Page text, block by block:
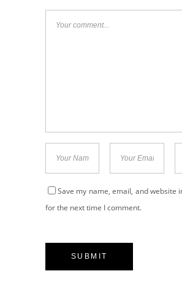
Save my name, email, and website
for the next time I comment.